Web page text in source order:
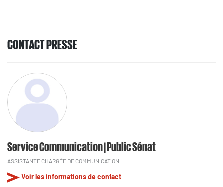
CONTACT PRESSE
Service Communication | Public Sénat
ASSISTANTE CHARGÉE DE COMMUNICATION
Voir les informations de contact